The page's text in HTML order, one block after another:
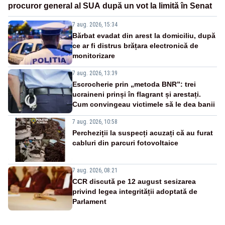
procuror general al SUA după un vot la limită în Senat
7 aug. 2026, 15:34
Bărbat evadat din arest la domiciliu, după
ce ar fi distrus brățara electronică de
monitorizare
7 aug. 2026, 13:39
Escrocherie prin „metoda BNR”: trei
ucraineni prinși în flagrant și arestați.
Cum convingeau victimele să le dea banii
7 aug. 2026, 10:58
Percheziții la suspecți acuzați că au furat
cabluri din parcuri fotovoltaice
7 aug. 2026, 08:21
CCR discută pe 12 august sesizarea
privind legea integrității adoptată de
Parlament